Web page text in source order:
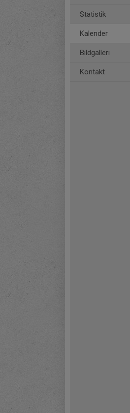
Statistik
Kalender
Bildgalleri
Kontakt